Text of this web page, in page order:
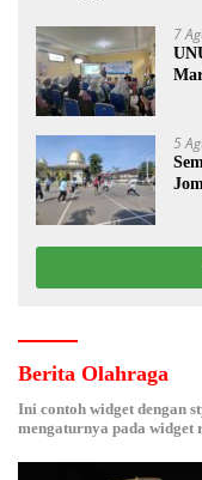
7
5
Berita Olahraga
Ini contoh widget dengan
mengaturnya pada widget